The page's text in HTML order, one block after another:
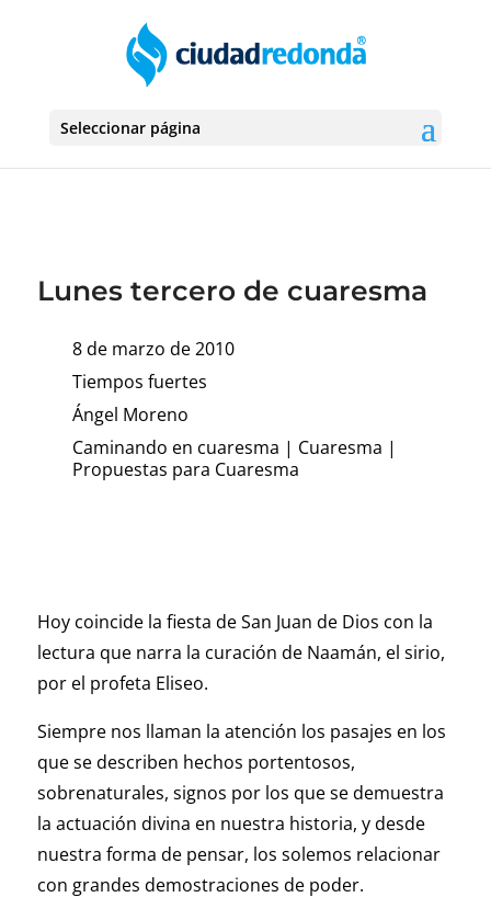
Seleccionar página
Lunes tercero de cuaresma
8 de marzo de 2010
Tiempos fuertes
Ángel Moreno
Caminando en cuaresma | Cuaresma |
Propuestas para Cuaresma
Hoy coincide la fiesta de San Juan de Dios con la
lectura que narra la curación de Naamán, el sirio,
por el profeta Eliseo.
Siempre nos llaman la atención los pasajes en los
que se describen hechos portentosos,
sobrenaturales, signos por los que se demuestra
la actuación divina en nuestra historia, y desde
nuestra forma de pensar, los solemos relacionar
con grandes demostraciones de poder.